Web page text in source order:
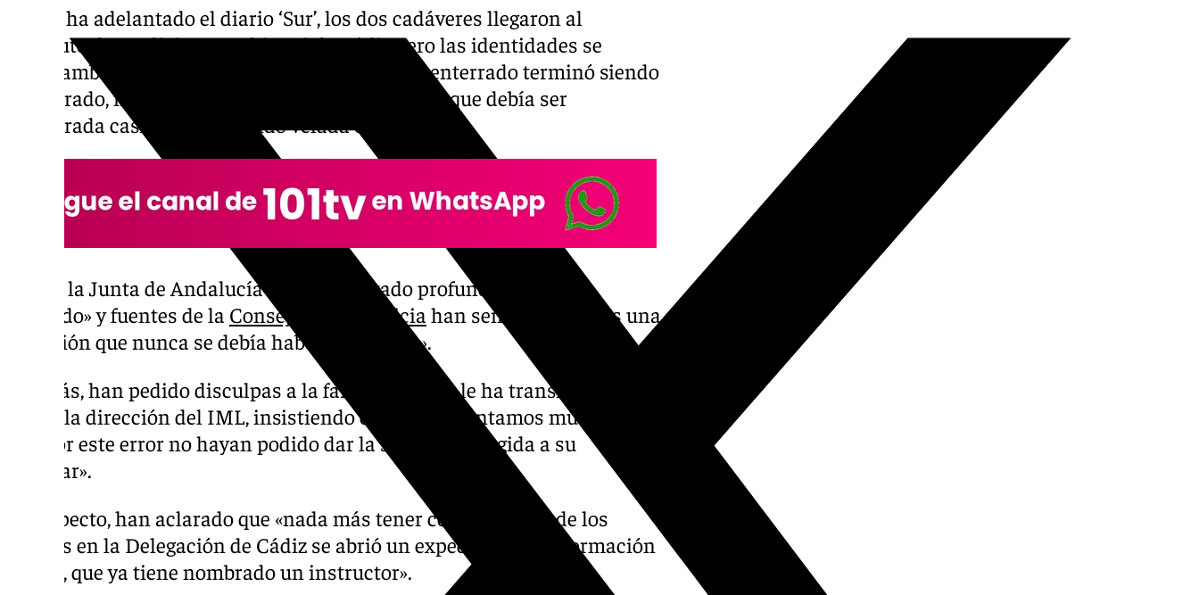
Según ha adelantado el diario ‘Sur’, los dos cadáveres llegaron al
Instituto de Medicina Legal (IML) de Cádiz pero las identidades se
intercambiaron y un malagueño que quería ser enterrado terminó siendo
incinerado, mientras que los restos de una mujer que debía ser
incinerada casi termina siendo velada en Málaga.
Desde la Junta de Andalucía han «lamentado profundamente lo
ocurrido» y fuentes de la Consejería de Justicia han señalado que «es una
situación que nunca se debía haber producido».
Además, han pedido disculpas a la familia y así se le ha transmitido
desde la dirección del IML, insistiendo en que «lamentamos muchísimo
que por este error no hayan podido dar la sepultura elegida a su
familiar».
Al respecto, han aclarado que «nada más tener conocimiento de los
hechos en la Delegación de Cádiz se abrió un expediente de información
previa, que ya tiene nombrado un instructor».